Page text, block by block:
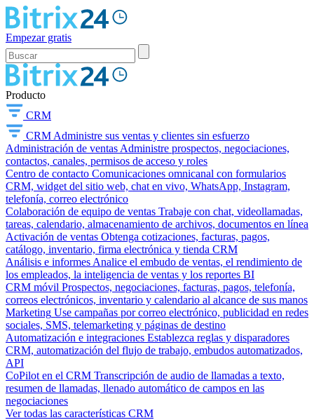
Empezar gratis
Producto
CRM
CRM Administre sus ventas y clientes sin esfuerzo
Administración de ventas Administre prospectos, negociaciones,
contactos, canales, permisos de acceso y roles
Centro de contacto Comunicaciones omnicanal con formularios
CRM, widget del sitio web, chat en vivo, WhatsApp, Instagram,
telefonía, correo electrónico
Colaboración de equipo de ventas Trabaje con chat, videollamadas,
tareas, calendario, almacenamiento de archivos, documentos en línea
Activación de ventas Obtenga cotizaciones, facturas, pagos,
catálogo, inventario, firma electrónica y tienda CRM
Análisis e informes Analice el embudo de ventas, el rendimiento de
los empleados, la inteligencia de ventas y los reportes BI
CRM móvil Prospectos, negociaciones, facturas, pagos, telefonía,
correos electrónicos, inventario y calendario al alcance de sus manos
Marketing Use campañas por correo electrónico, publicidad en redes
sociales, SMS, telemarketing y páginas de destino
Automatización e integraciones Establezca reglas y disparadores
CRM, automatización del flujo de trabajo, embudos automatizados,
API
CoPilot en el CRM Transcripción de audio de llamadas a texto,
resumen de llamadas, llenado automático de campos en las
negociaciones
Ver todas las características CRM